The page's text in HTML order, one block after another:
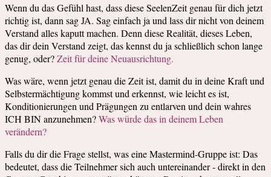
Wenn du das Gefühl hast, dass diese SeelenZeit genau für dich jetzt
richtig ist, dann sag JA. Sag einfach ja und lass dir nicht von deinem
Verstand alles kaputt machen. Denn diese Realität, dieses Leben,
das dir dein Verstand zeigt, das kennst du ja schließlich schon lange
genug, oder?Zeit für deine Neuausrichtung.
Was wäre, wenn jetzt genau die Zeit ist, damit du in deine Kraft und
Selbstermächtigung kommst und erkennst, wie leicht es ist,
Konditionierungen und Prägungen zu entlarven und dein wahres
ICH BIN anzunehmen?Was würde das in deinem Leben
verändern?
Falls du dir die Frage stellst, was eine Mastermind-Gruppe ist: Das
bedeutet, dass die Teilnehmer sich auch untereinander - direkt in den